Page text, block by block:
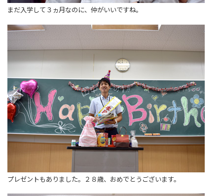
まだ入学して３ヵ月なのに、仲がいいですね。
プレゼントもありました。２８歳、おめでとうございます。